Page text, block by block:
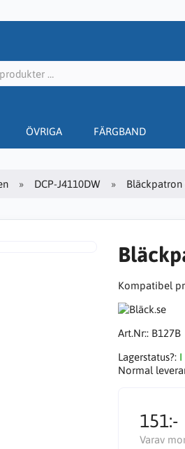
ÖVRIGA FÄRGBAND
DCP-J4110DW Bläckpatron
Kompatibel
Art.Nr:: B127B
Lagerstatus?: I
Normal
151:-
Varav